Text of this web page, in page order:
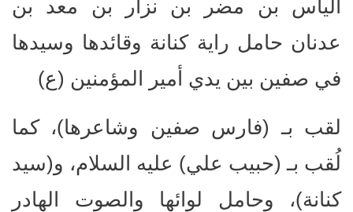
الياس بن مضر بن نزار بن معد بن
عدنان حامل راية كنانة وقائدها وسيدها
في صفين بين يدي أمير المؤمنين (ع)
لقب بـ (فارس صفين وشاعرها)، كما
لُقب بـ (حبيب علي) عليه السلام، و(سيد
كنانة)، وحامل لوائها والصوت الهادر